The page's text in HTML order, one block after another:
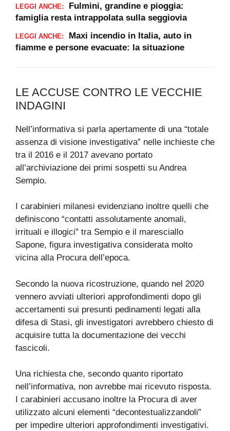
LEGGI ANCHE:
Fulmini, grandine e pioggia:
famiglia resta intrappolata sulla seggiovia
LEGGI ANCHE:
Maxi incendio in Italia, auto in
fiamme e persone evacuate: la situazione
LE ACCUSE CONTRO LE VECCHIE
INDAGINI
Nell’informativa si parla apertamente di una “totale
assenza di visione investigativa” nelle inchieste che
tra il 2016 e il 2017 avevano portato
all’archiviazione dei primi sospetti su Andrea
Sempio.
I carabinieri milanesi evidenziano inoltre quelli che
definiscono “contatti assolutamente anomali,
irrituali e illogici” tra Sempio e il maresciallo
Sapone, figura investigativa considerata molto
vicina alla Procura dell’epoca.
Secondo la nuova ricostruzione, quando nel 2020
vennero avviati ulteriori approfondimenti dopo gli
accertamenti sui presunti pedinamenti legati alla
difesa di Stasi, gli investigatori avrebbero chiesto di
acquisire tutta la documentazione dei vecchi
fascicoli.
Una richiesta che, secondo quanto riportato
nell’informativa, non avrebbe mai ricevuto risposta.
I carabinieri accusano inoltre la Procura di aver
utilizzato alcuni elementi “decontestualizzandoli”
per impedire ulteriori approfondimenti investigativi.